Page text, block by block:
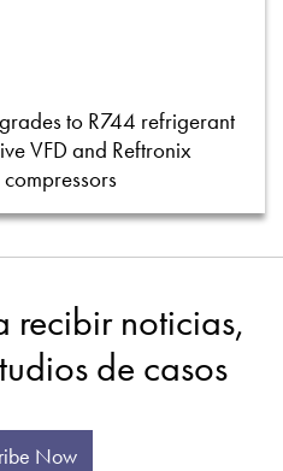
to R744 refrigerant
VFD and Reftronix
recibir noticias,
de casos
Now